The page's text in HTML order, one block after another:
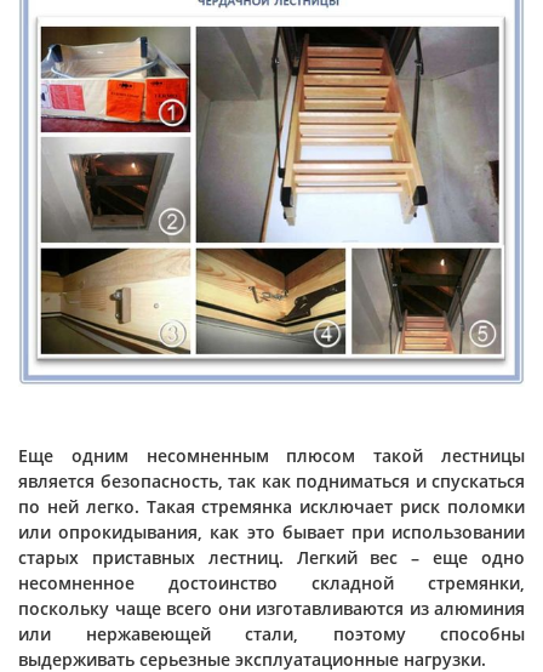
Еще одним несомненным плюсом такой лестницы
является безопасность, так как подниматься и спускаться
по ней легко. Такая стремянка исключает риск поломки
или опрокидывания, как это бывает при использовании
старых приставных лестниц. Легкий вес – еще одно
несомненное достоинство складной стремянки,
поскольку чаще всего они изготавливаются из алюминия
или нержавеющей стали, поэтому способны
выдерживать серьезные эксплуатационные нагрузки.